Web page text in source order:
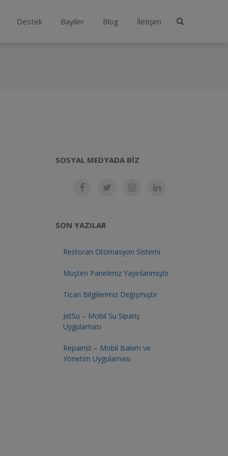
Destek Bayiler Blog İletişim
SOSYAL MEDYADA BIZ
SON YAZILAR
Restoran Otomasyon Sistemi
Müşteri Panelimiz Yayınlanmıştır
Ticari Bilgilerimiz Değişmiştir
JetSu – Mobil Su Sipariş
Uygulaması
Repairist – Mobil Bakım ve
Yönetim Uygulaması